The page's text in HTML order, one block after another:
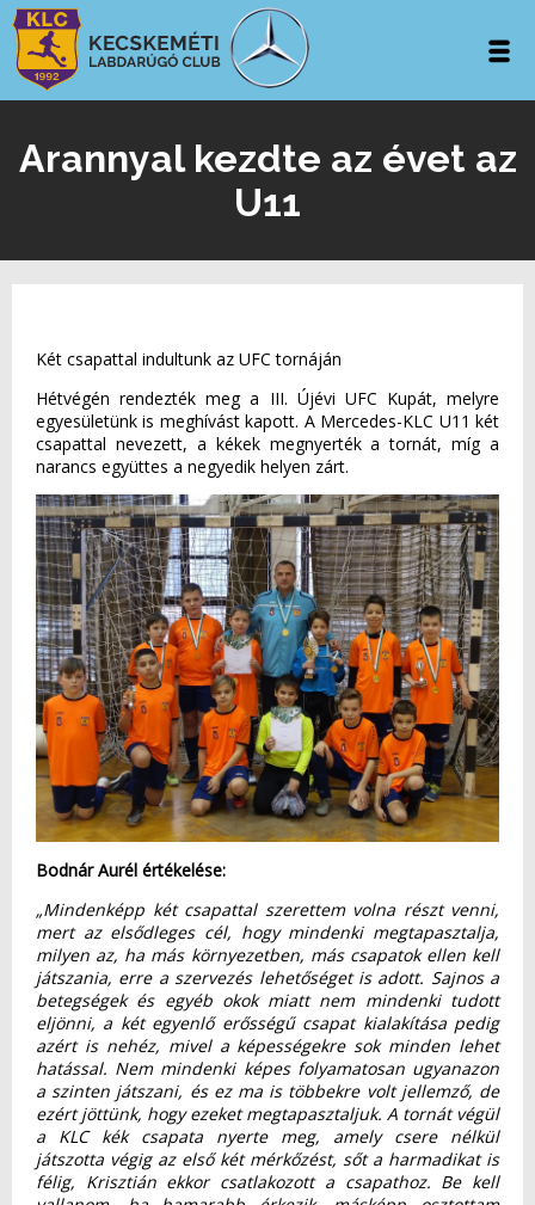
Arannyal kezdte az évet az
U11
Két csapattal indultunk az UFC tornáján
Hétvégén rendezték meg a III. Újévi UFC Kupát, melyre
egyesületünk is meghívást kapott. A Mercedes-KLC U11 két
csapattal nevezett, a kékek megnyerték a tornát, míg a
narancs együttes a negyedik helyen zárt.
Bodnár Aurél értékelése:
„Mindenképp két csapattal szerettem volna részt venni,
mert az elsődleges cél, hogy mindenki megtapasztalja,
milyen az, ha más környezetben, más csapatok ellen kell
játszania, erre a szervezés lehetőséget is adott. Sajnos a
betegségek és egyéb okok miatt nem mindenki tudott
eljönni, a két egyenlő erősségű csapat kialakítása pedig
azért is nehéz, mivel a képességekre sok minden lehet
hatással. Nem mindenki képes folyamatosan ugyanazon
a szinten játszani, és ez ma is többekre volt jellemző, de
ezért jöttünk, hogy ezeket megtapasztaljuk. A tornát végül
a KLC kék csapata nyerte meg, amely csere nélkül
játszotta végig az első két mérkőzést, sőt a harmadikat is
félig, Krisztián ekkor csatlakozott a csapathoz. Be kell